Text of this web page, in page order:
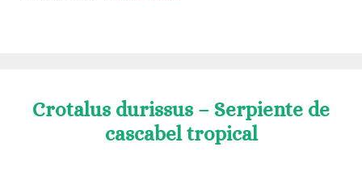
Crotalus durissus – Serpiente de
cascabel tropical